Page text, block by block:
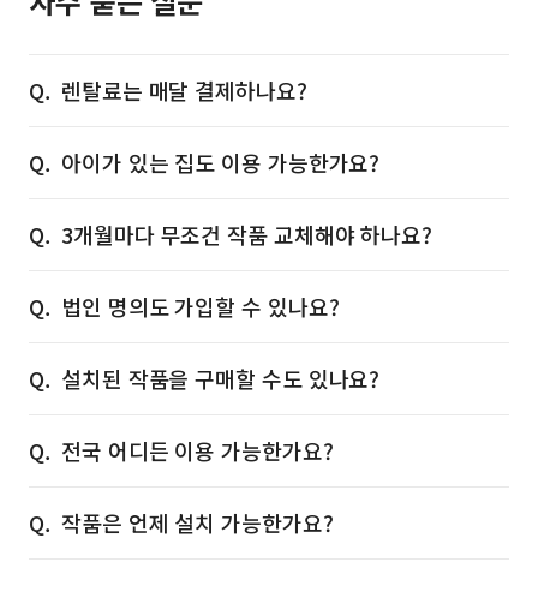
렌탈료는 매달 결제하나요?
아이가 있는 집도 이용 가능한가요?
3개월마다 무조건 작품 교체해야 하나요?
법인 명의도 가입할 수 있나요?
설치된 작품을 구매할 수도 있나요?
전국 어디든 이용 가능한가요?
작품은 언제 설치 가능한가요?